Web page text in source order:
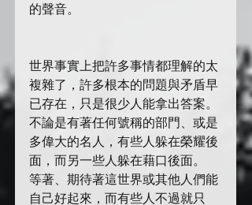
的聲音。
世界事實上把許多事情都理解的太
複雜了，許多根本的問題與矛盾早
已存在，只是很少人能拿出答案。
不論是有著任何號稱的部門、或是
多偉大的名人，有些人躲在榮耀後
面，而另一些人躲在藉口後面。
等著、期待著這世界或其他人們能
自己好起來，而有些人不過就只